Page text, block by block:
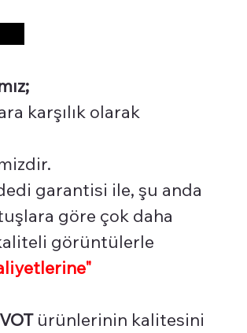
karşılık olarak
garantisi ile, şu anda
göre çok daha
görüntülerle
ürünlerinin kalitesini